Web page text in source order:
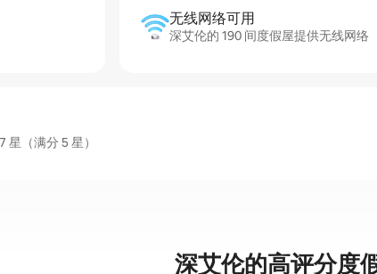
无线网络可用
深艾伦的 190 间度假屋提供无线网络
（满分 5 星）
深艾伦的高评分度